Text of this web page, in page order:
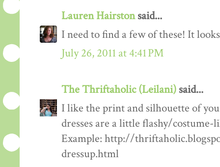
Lauren Hairstonsaid...
I need to find a few of these! It
July 26, 2011 at 4:41 PM
The Thriftaholic (Leilani) said...
I like the print and silhouette of
dresses are a little flashy/
Example: http://
dressup.html